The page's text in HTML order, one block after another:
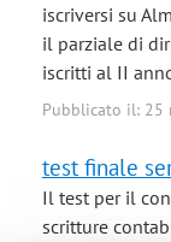
iscriversi su
il parziale di
iscritti al II
Pubblicato il: 25
test finale
Il test per il
scritture